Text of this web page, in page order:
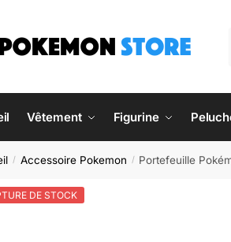
Vêtement Figurine
/ Accessoire Pokemon / Portefeuille
DE STOCK